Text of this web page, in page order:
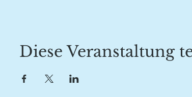
Diese Veranstaltung